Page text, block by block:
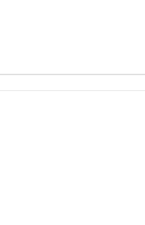
et recherché à 10 kms de Le Quesnoy.
immatriculé au RSAC de